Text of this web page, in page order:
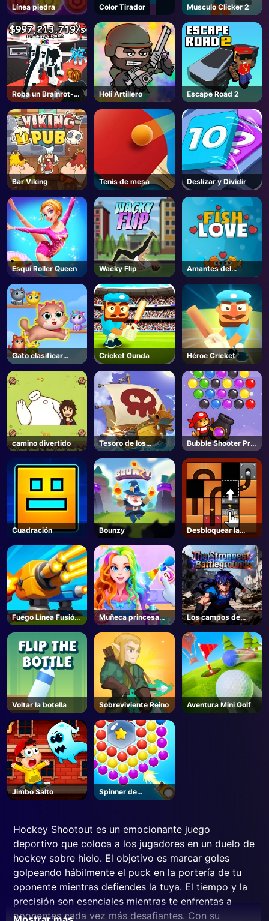
Línea piedra Color Tirador Musculo Clicker 2
Roba un Brainrot-
Roblox
Holi Artillero Escape Road 2
Bar Viking Tenis de mesa Deslizar y Dividir
Esquí Roller Queen Wacky Flip
Amantes del
pescado
Gato clasificar
rompecabezas
Cricket Gunda Héroe Cricket
camino divertido
Tesoro de los
piratas
Bubble Shooter Pro
3
Cuadración Bounzy
Desbloquear la
pelota
Fuego Línea Fusión
Defensa
Muñeca princesa
vestir
Los campos de
batalla más
fuertes- Roblox
Voltar la botella Sobreviviente Reino Aventura Mini Golf
Jimbo Salto
Spinner de
burbujas
Hockey Shootout es un emocionante juego
deportivo que coloca a los jugadores en un duelo de
hockey sobre hielo. El objetivo es marcar goles
golpeando hábilmente el puck en la portería de tu
oponente mientras defiendes la tuya. El tiempo y la
precisión son esenciales mientras te enfrentas a
oponentes cada vez más desafiantes. Con su